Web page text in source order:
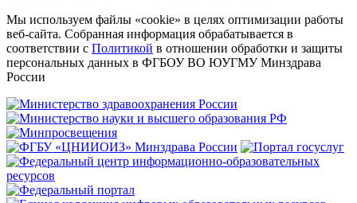
Мы используем файлы «cookie» в целях оптимизации работы
веб-сайта. Собранная информация обрабатывается в
соответствии с Политикой в отношении обработки и защиты
персональных данных в ФГБОУ ВО ЮУГМУ Минздрава
России